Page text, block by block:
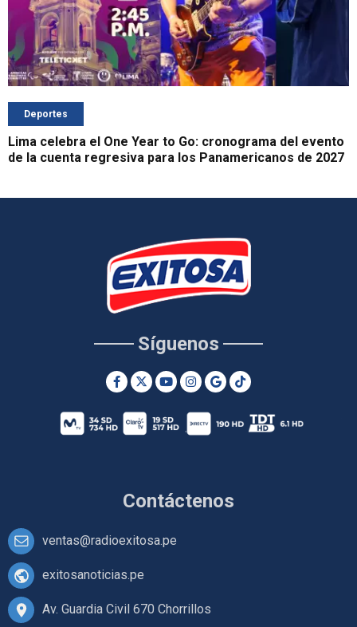
Deportes
Lima celebra el One Year to Go: cronograma del evento
de la cuenta regresiva para los Panamericanos de 2027
Contáctenos
ventas@radioexitosa.pe
exitosanoticias.pe
Av. Guardia Civil 670 Chorrillos
Síguenos